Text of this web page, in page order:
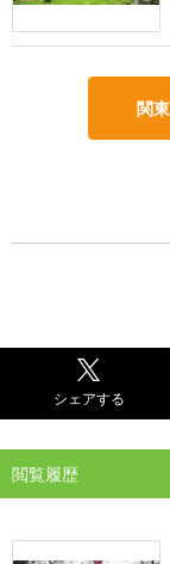
関
シェアする
閲覧履歴